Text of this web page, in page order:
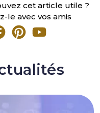
cet article utile ?
le avec vos amis